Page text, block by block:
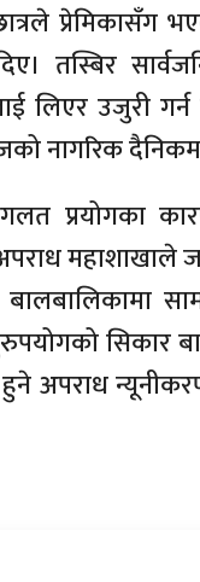
प्रेमिकासँग
तस्बिर
लिएर उजुरी
नागरिक
प्रयोगका
महाशाखाले
बालबालिकामा
सिकार
अपराध